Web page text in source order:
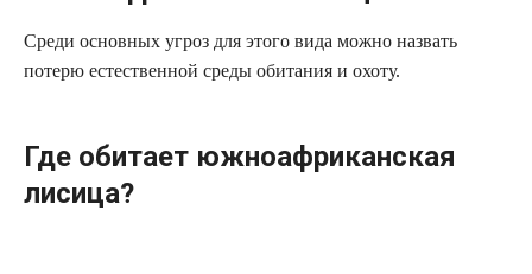
Среди основных угроз для этого вида можно назвать
потерю естественной среды обитания и охоту.
Где обитает южноафриканская
лисица?